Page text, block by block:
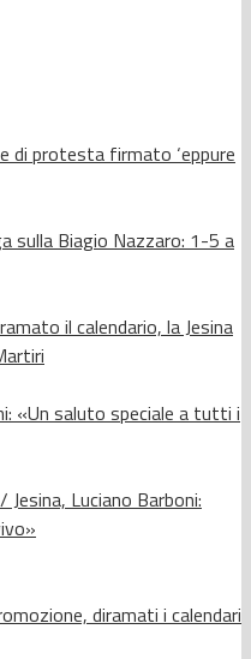
di protesta firmato ‘eppure
sulla Biagio Nazzaro: 1-5 a
il calendario, la Jesina
«Un saluto speciale a tutti i
Luciano Barboni:
diramati i calendari